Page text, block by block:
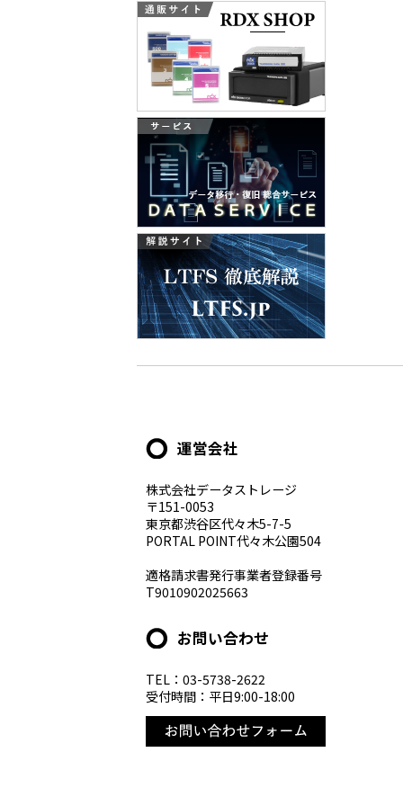
運営会社
株式会社データストレージ
〒151-0053
東京都渋谷区代々木5-7-5
PORTAL POINT代々木公園504
適格請求書発行事業者登録番号
T9010902025663
お問い合わせ
TEL：03-5738-2622
受付時間：平日9:00-18:00